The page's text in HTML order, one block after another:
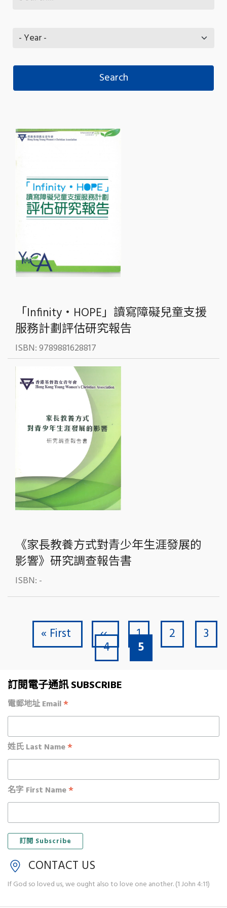
「Infinity‧HOPE」讀寫障礙兒童支援
服務計劃評估研究報告
ISBN: 9789881628817
Publication Date:2012.03
《家長教養方式對青少年生涯發展的
影響》研究調查報告書
ISBN: -
PaginationFirst page
« First Previous page
‹‹ Page
1 Page
2 3
Page
4 Current page
5
訂閱電子通訊 SUBSCRIBE
電郵地址 Email*
姓氏 Last Name*
名字 First Name*
CONTACT US
If God so loved us, we ought also to love one another. (1 John 4:11)